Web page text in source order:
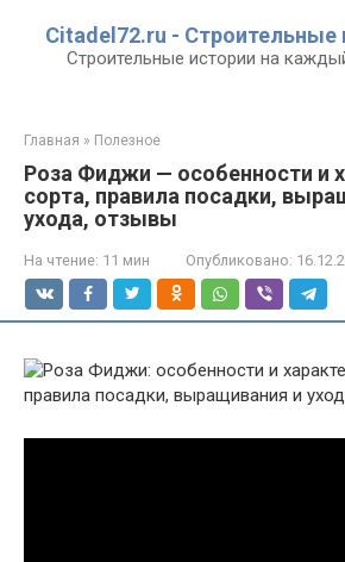
контенту
Citadel72.ru - Строительные
Строительные истории на
Главная » Полезное
Роза Фиджи — особенности и
сорта, правила посадки,
ухода, отзывы
На чтение: 11 мин Опубликовано: